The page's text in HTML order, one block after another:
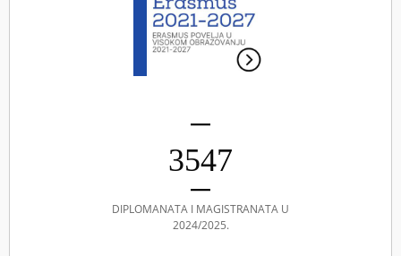
3547
DIPLOMANATA I MAGISTRANATA U
2024/2025.